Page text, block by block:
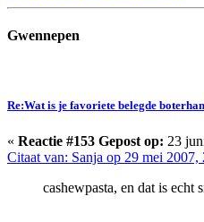
Gwennepen
Re:Wat is je favoriete belegde
« Reactie #153 Gepost op: 23
Citaat van: Sanja op 29 mei 2007,
cashewpasta, en dat is echt